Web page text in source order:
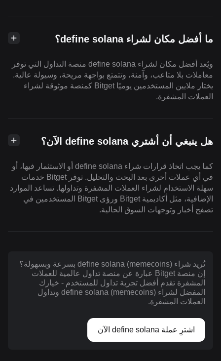
ما أفضل مكان لشراء define solana؟
ويُعد أفضل مكان لشراء define solana منصة التداول التي توفر
معاملات بلا متاعب، وآمنة، وتتمتع بواجهة مريحة، وسيولة عالية.
يختار ملايين المستخدمين يوميًا Bitget كمنصة موثوقة لشراء
العملات المشفرة.
هل ينبغي أن أشتري define solana الآن؟
كما يجب اتخاذ قرارات شراء define solana أو الاستثمار فيها، أو
في أي عملات أخرى بعد البحث والتحليل. توفر Bitget خدمات
سهلة الاستخدام لشراء العملات المشفرة وتداولها. تساعد الموارد
الإضافية، مثل أكاديمية Bitget ورؤى Bitget المستخدمين في
تصفح أخبار وتوجهات السوق الحالية.
تُريد شراء define solana (memecoins) بسرعة وبسهولة؟
إن منصة Bitget عبارة عن منصة تداول عالمية للعملات
المشفرة تقدم أفضل تجربة تداول للمستخدم - خيارك
المفضل لشراء define solana (memecoins) وتداول
العملات المشفرة.
اشترِ عملة define solana الآن